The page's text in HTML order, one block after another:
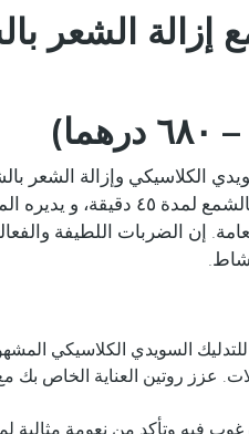
الشعر
الكلاسيكي وإزالة الشعر
تحت الإبط. تم تصميم سبا لتدليك وإزالة الشعر بالشمع لمدة
إن الضربات اللطيفة
للتدليك السويدي الكلاسيكي
عزز روتين العناية الخاص بك
فيه وتأكد من نعومة مثالية